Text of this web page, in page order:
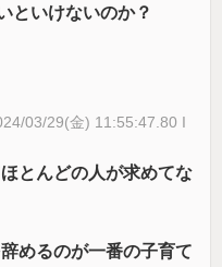
といけないのか？
03/29(金) 11:55:47.80 I
とんどの人が求めてな
めるのが一番の子育て